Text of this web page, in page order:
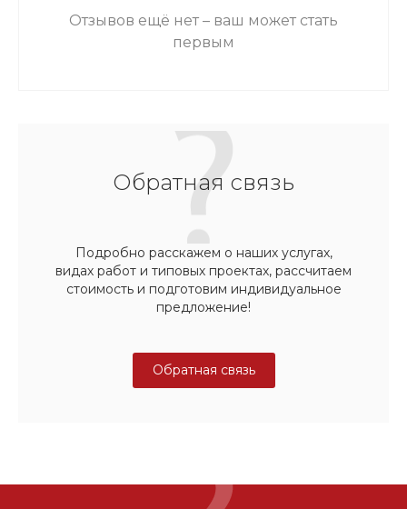
Отзывов ещё нет – ваш может стать
первым
Обратная связь
Подробно расскажем о наших услугах,
видах работ и типовых проектах, рассчитаем
стоимость и подготовим индивидуальное
предложение!
Обратная связь